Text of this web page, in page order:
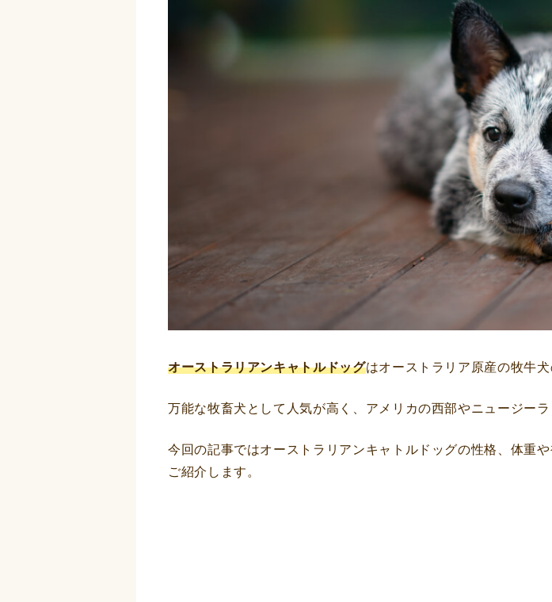
オーストラリアンキャトルドッグはオーストラリア原産の牧牛犬
万能な牧畜犬として人気が高く、アメリカの西部やニュージー
今回の記事ではオーストラリアンキャトルドッグの性格、体重
ご紹介します。